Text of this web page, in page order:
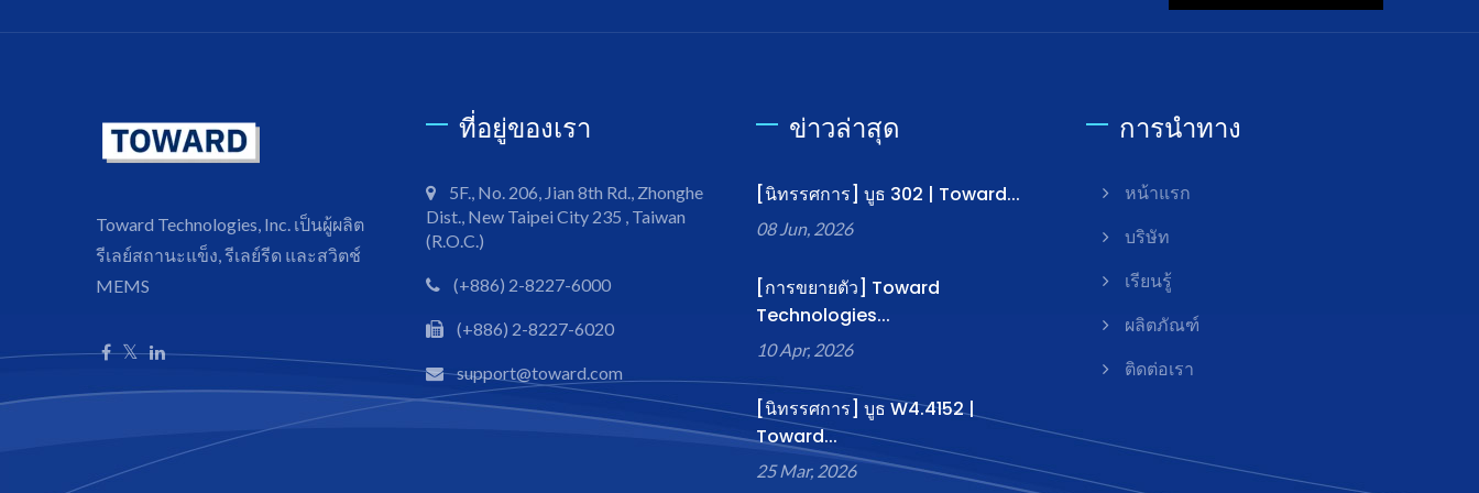
Toward Technologies, Inc. เป็นผู้ผลิต
รีเลย์สถานะแข็ง, รีเลย์รีด และสวิตช์
MEMS
ที่อยู่ของเรา
5F., No. 206, Jian 8th Rd., Zhonghe
Dist., New Taipei City 235 , Taiwan
(R.O.C.)
(+886) 2-8227-6000
(+886) 2-8227-6020
support@toward.com
ข่าวล่าสุด
[นิทรรศการ] บูธ 302 | Toward...
08 Jun, 2026
[การขยายตัว] Toward
Technologies...
10 Apr, 2026
[นิทรรศการ] บูธ W4.4152 |
Toward...
25 Mar, 2026
การนำทาง
หน้าแรก
บริษัท
เรียนรู้
ผลิตภัณฑ์
ติดต่อเรา